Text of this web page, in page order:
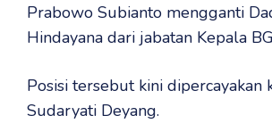
Prabowo Subianto mengganti
Hindayana dari jabatan Kepala
Posisi tersebut kini dipercayakan
Sudaryati Deyang.